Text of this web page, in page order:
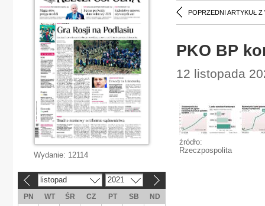
POPRZEDNI ARTYKUŁ Z
PKO BP
12 listopada
źródło:
Rzeczpospolita
Wydanie: 12114
listopad 2021
PN WT ŚR CZ PT SB
ND